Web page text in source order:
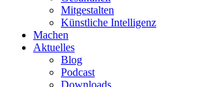
Mitgestalten
Künstliche Intelligenz
Machen
Aktuelles
Blog
Podcast
Downloads